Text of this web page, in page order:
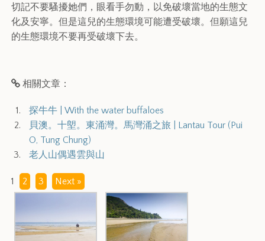
切記不要騷擾她們，眼看手勿動，以免破壞當地的生態文
化及安寧。但是這兒的生態環境可能遭受破壞。但願這兒
的生態環境不要再受破壞下去。
相關文章：
探牛牛 | With the water buffaloes
貝澳。十塱。東涌灣。馬灣涌之旅 | Lantau Tour (Pui
O, Tung Chung)
老人山偶遇雲與山
1 2 3 Next »